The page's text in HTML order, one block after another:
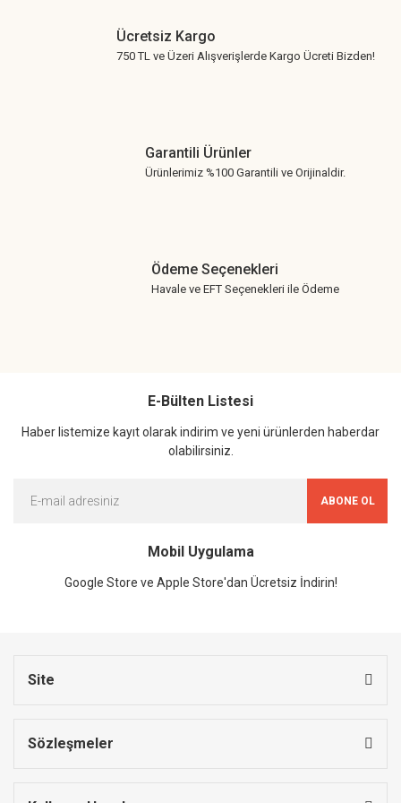
Ücretsiz Kargo
750 TL ve Üzeri Alışverişlerde Kargo Ücreti Bizden!
Garantili Ürünler
Ürünlerimiz %100 Garantili ve Orijinaldir.
Ödeme Seçenekleri
Havale ve EFT Seçenekleri ile Ödeme
E-Bülten Listesi
Haber listemize kayıt olarak indirim ve yeni ürünlerden haberdar
olabilirsiniz.
ABONE OL
Mobil Uygulama
Google Store ve Apple Store'dan Ücretsiz İndirin!
Site
Sözleşmeler